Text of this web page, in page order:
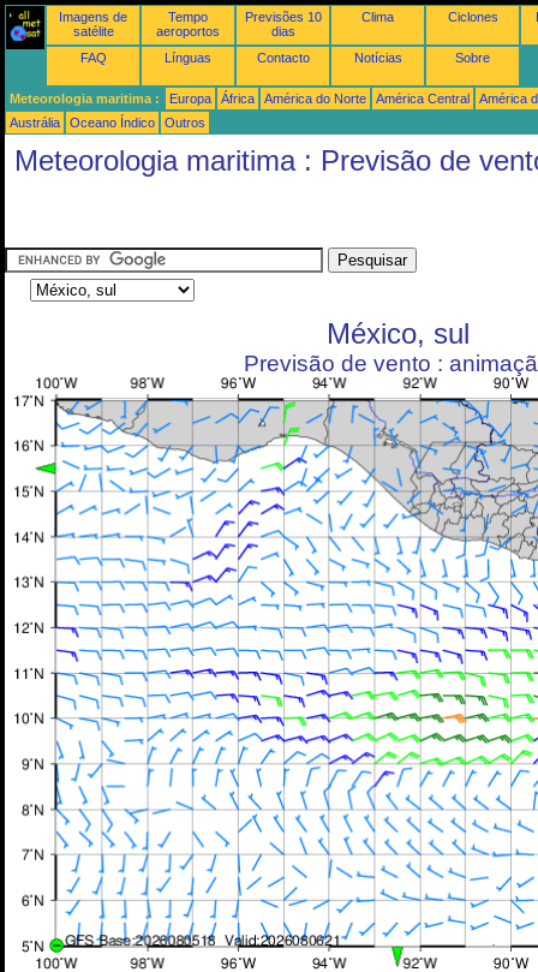
Imagens de
satélite
Tempo
aeroportos
Previsões 10
dias
Clima Ciclones
FAQ Línguas Contacto Notícias Sobre
Meteorologia maritima : Europa África América do Norte América Central
América
Austrália
Oceano Índico Outros
Meteorologia maritima : Previsão de
México, sul
Previsão de vento :